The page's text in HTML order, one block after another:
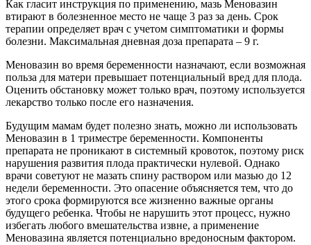
Как гласит инструкция по применению, мазь Меновазин
втирают в болезненное место не чаще 3 раз за день. Срок
терапии определяет врач с учетом симптоматики и формы
болезни. Максимальная дневная доза препарата – 9 г.
Меновазин во время беременности назначают, если возможная
польза для матери превышает потенциальный вред для плода.
Оценить обстановку может только врач, поэтому используется
лекарство только после его назначения.
Будущим мамам будет полезно знать, можно ли использовать
Меновазин в 1 триместре беременности. Компоненты
препарата не проникают в системный кровоток, поэтому риск
нарушения развития плода практически нулевой. Однако
врачи советуют не мазать спину раствором или мазью до 12
недели беременности. Это опасение объясняется тем, что до
этого срока формируются все жизненно важные органы
будущего ребенка. Чтобы не нарушить этот процесс, нужно
избегать любого вмешательства извне, а применение
Меновазина является потенциально вредоносным фактором.